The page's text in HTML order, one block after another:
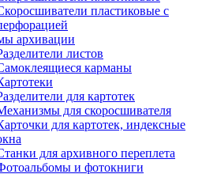
пластиковые с
архивации
листов
карманы
для картотек
для скоросшивателя
для картотек, индексные
для архивного переплета
и фотокниги